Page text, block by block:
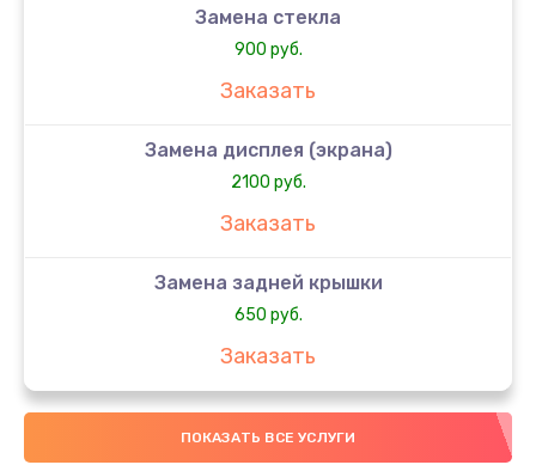
Замена стекла
900 руб.
Заказать
Замена дисплея (экрана)
2100 руб.
Заказать
Замена задней крышки
650 руб.
Заказать
Замена аккумулятора
4000 руб.
ПОКАЗАТЬ ВСЕ УСЛУГИ